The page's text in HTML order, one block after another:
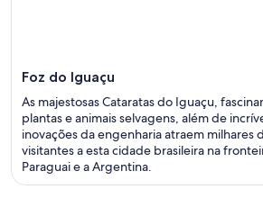
Foz do Iguaçu
As majestosas Cataratas do Iguaçu,
plantas e animais selvagens, além de
inovações da engenharia atraem milhares
visitantes a esta cidade brasileira na
Paraguai e a Argentina.